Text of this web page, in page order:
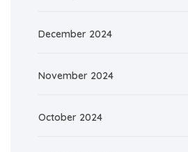
December 2024
November 2024
October 2024